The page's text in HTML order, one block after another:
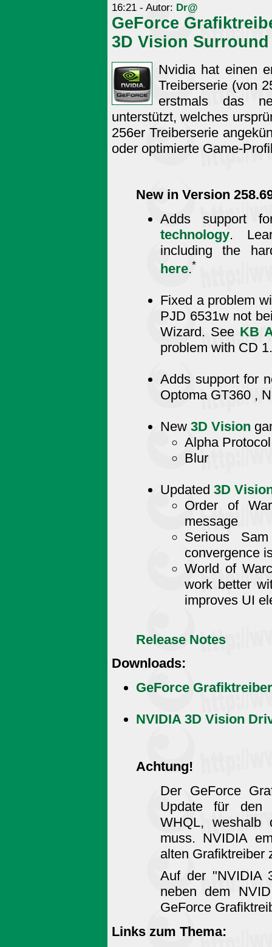
16:21 - Autor: Dr@
GeForce
3D Vision Surround
Nvidia hat einen
Treiberserie (von
erstmals das
unterstützt, welches
256er Treiberserie
oder optimierte Game-
New in Version
Adds support
technology.
including the
here.*
Fixed a problem
PJD 6531w not
Wizard. See KB
problem with CD
Adds support for
Optoma GT360 ,
New 3D Vision
Alpha Protocol
Blur
Updated 3D
Order of
message
Serious
convergence
World of
work better
improves UI
Release Notes
Downloads:
GeForce
NVIDIA 3D Vision
Achtung!
Der GeForce
Update für den
WHQL, weshalb
muss. NVIDIA
alten Grafiktreiber
Auf der "NVIDIA
neben dem
GeForce
Links zum Thema: